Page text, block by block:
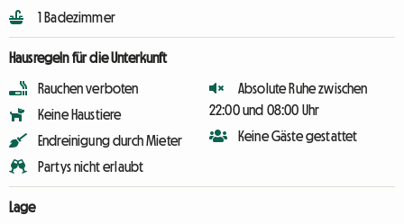
1 Badezimmer
Hausregeln für die Unterkunft
Rauchen verboten
Keine Haustiere
Endreinigung durch Mieter
Partys nicht erlaubt
Absolute Ruhe zwischen
22:00 und 08:00 Uhr
Keine Gäste gestattet
Lage